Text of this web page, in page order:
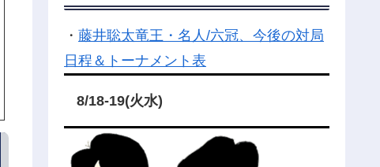
・ 藤井聡太竜王・名人/六冠、今後の対局
日程＆トーナメント表
8/18-19(火水)